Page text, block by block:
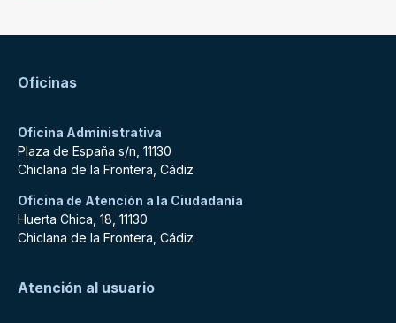
Oficinas
Oficina Administrativa
Plaza de España s/n, 11130
Chiclana de la Frontera, Cádiz
Oficina de Atención a la Ciudadanía
Huerta Chica, 18, 11130
Chiclana de la Frontera, Cádiz
Atención al usuario